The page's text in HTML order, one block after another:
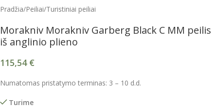
Pradžia/Peiliai/Turistiniai peiliai
Morakniv Morakniv Garberg Black C MM peilis
iš anglinio plieno
115,54 €
Numatomas pristatymo terminas: 3 – 10 d.d.
Turime